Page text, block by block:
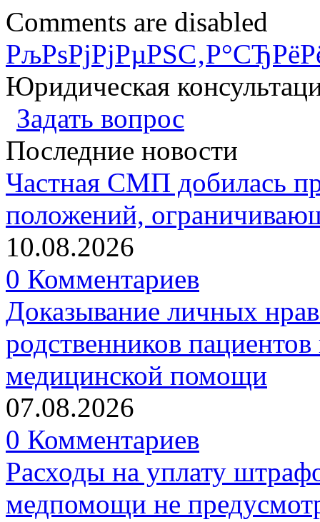
Comments are disabled
Юридическая
Задать вопрос
Последние новости
Частная СМП добилась
положений,
10.08.2026
0 Комментариев
Доказывание личных
родственников
медицинской помощи
07.08.2026
0 Комментариев
Расходы на уплату
медпомощи не